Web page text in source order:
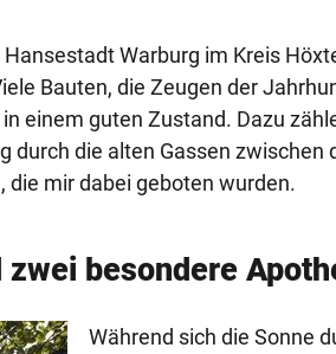
Warburg im Kreis
Bauten, die Zeugen der
einem guten Zustand. Dazu
durch die alten Gassen
die mir dabei geboten wurden.
besondere
Während sich die Sonne